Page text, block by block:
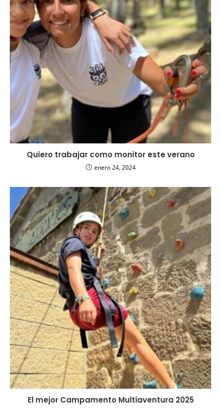
Quiero trabajar como monitor este verano
enero 24, 2024
El mejor Campamento Multiaventura 2025